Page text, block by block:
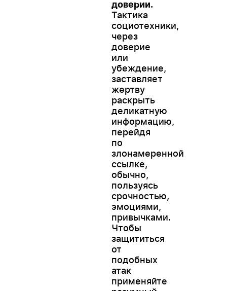
доверии.
Тактика
социотехники,
через
доверие
или
убеждение,
заставляет
жертву
раскрыть
деликатную
информацию,
перейдя
по
злонамеренной
ссылке,
обычно,
пользуясь
срочностью,
эмоциями,
привычками.
Чтобы
защититься
от
подобных
атак
применяйте